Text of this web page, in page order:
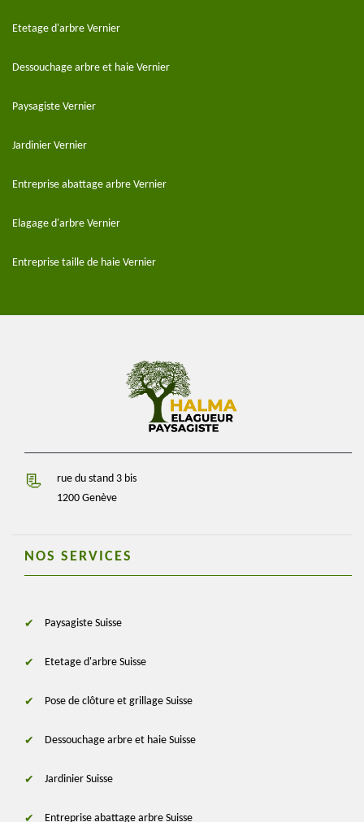
Etetage d'arbre Vernier
Dessouchage arbre et haie Vernier
Paysagiste Vernier
Jardinier Vernier
Entreprise abattage arbre Vernier
Elagage d'arbre Vernier
Entreprise taille de haie Vernier
rue du stand 3 bis
1200 Genève
NOS SERVICES
Paysagiste Suisse
Etetage d'arbre Suisse
Pose de clôture et grillage Suisse
Dessouchage arbre et haie Suisse
Jardinier Suisse
Entreprise abattage arbre Suisse